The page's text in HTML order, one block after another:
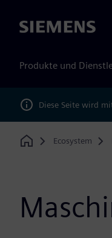
Siemens
Produkte und
Diese Seite wird
Home
Ecosystem